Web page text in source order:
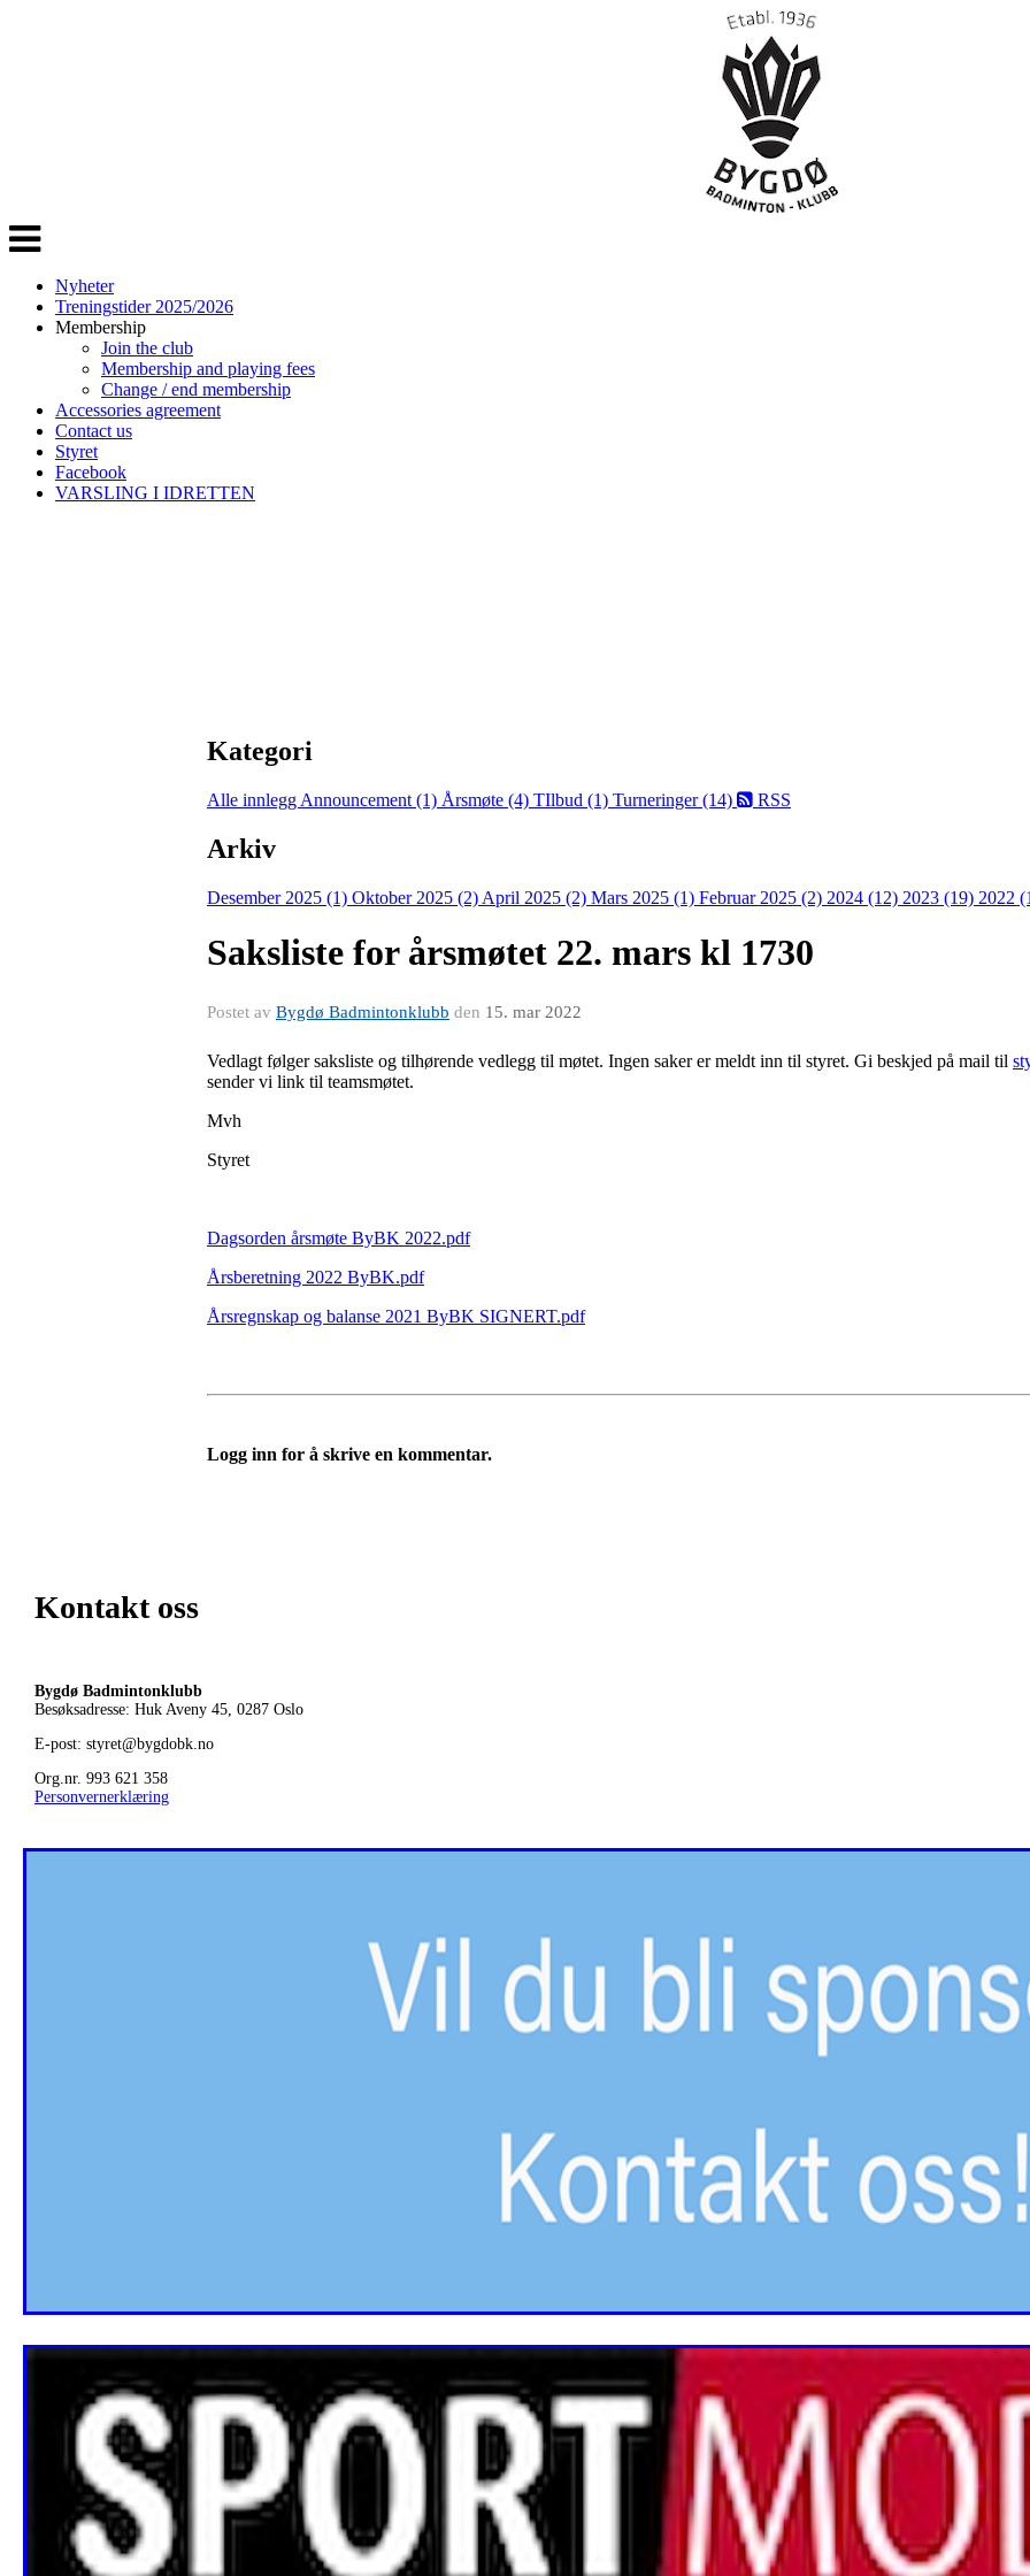
Veksle
navigasjon
Nyheter
Treningstider 2025/2026
Membership
Join the club
Membership and playing fees
Change / end membership
Accessories agreement
Contact us
Styret
Facebook
VARSLING I IDRETTEN
Kategori
Alle innlegg Announcement (1) Årsmøte (4) TIlbud (1) Turneringer (14) RSS
Arkiv
Desember 2025 (1) Oktober 2025 (2) April 2025 (2) Mars 2025 (1) Februar 2025 (2) 2024 (12) 2023 (19) 2022
Saksliste for årsmøtet 22. mars kl 1730
Postet av Bygdø Badmintonklubb den 15. mar 2022
Vedlagt følger saksliste og tilhørende vedlegg til møtet. Ingen saker er meldt inn til styret. Gi beskjed på mail til
sender vi link til teamsmøtet.
Mvh
Styret
Dagsorden årsmøte ByBK 2022.pdf
Årsberetning 2022 ByBK.pdf
Årsregnskap og balanse 2021 ByBK SIGNERT.pdf
Logg inn for å skrive en kommentar.
Kontakt oss
Bygdø Badmintonklubb
Besøksadresse: Huk Aveny 45, 0287 Oslo
E-post: styret@bygdobk.no
Org.nr. 993 621 358
Personvernerklæring